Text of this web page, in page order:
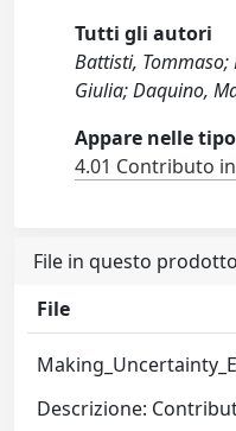
Tutti gli autori
Battisti, Tommaso;
Giulia; Daquino,
Appare nelle
4.01 Contributo
File in questo
File
Descrizione: